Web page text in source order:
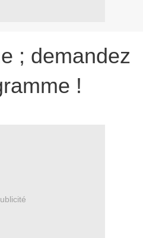
; demandez
!